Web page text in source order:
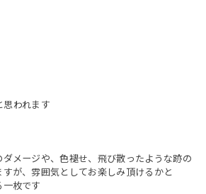
われます
メージや、色褪せ、飛び散ったような跡の
が、雰囲気としてお楽しみ頂けるかと
一枚です